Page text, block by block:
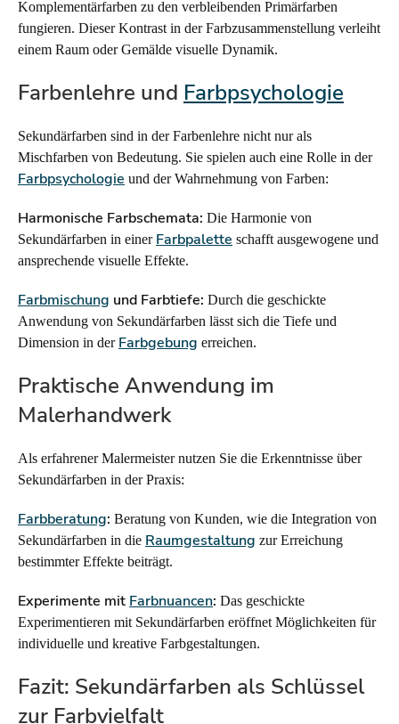
Komplementärfarben zu den verbleibenden Primärfarben
fungieren. Dieser Kontrast in der Farbzusammenstellung verleiht
einem Raum oder Gemälde visuelle Dynamik.
Farbenlehre und Farbpsychologie
Sekundärfarben sind in der Farbenlehre nicht nur als
Mischfarben von Bedeutung. Sie spielen auch eine Rolle in der
Farbpsychologie und der Wahrnehmung von Farben:
Harmonische Farbschemata: Die Harmonie von
Sekundärfarben in einer Farbpalette schafft ausgewogene und
ansprechende visuelle Effekte.
Farbmischung und Farbtiefe: Durch die geschickte
Anwendung von Sekundärfarben lässt sich die Tiefe und
Dimension in der Farbgebung erreichen.
Praktische Anwendung im
Malerhandwerk
Als erfahrener Malermeister nutzen Sie die Erkenntnisse über
Sekundärfarben in der Praxis:
Farbberatung: Beratung von Kunden, wie die Integration von
Sekundärfarben in die Raumgestaltung zur Erreichung
bestimmter Effekte beiträgt.
Experimente mit Farbnuancen: Das geschickte
Experimentieren mit Sekundärfarben eröffnet Möglichkeiten für
individuelle und kreative Farbgestaltungen.
Fazit: Sekundärfarben als Schlüssel
zur Farbvielfalt